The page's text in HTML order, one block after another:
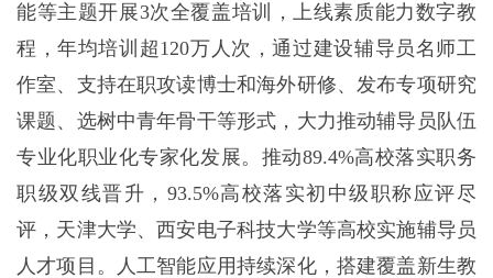
能等主题开展3次全覆盖培训，上线素质能力数字教
程，年均培训超120万人次，通过建设辅导员名师工
作室、支持在职攻读博士和海外研修、发布专项研究
课题、选树中青年骨干等形式，大力推动辅导员队伍
专业化职业化专家化发展。推动89.4%高校落实职务
职级双线晋升，93.5%高校落实初中级职称应评尽
评，天津大学、西安电子科技大学等高校实施辅导员
人才项目。人工智能应用持续深化，搭建覆盖新生教